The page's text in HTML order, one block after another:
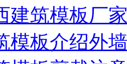
建筑模板厂
模板介绍外